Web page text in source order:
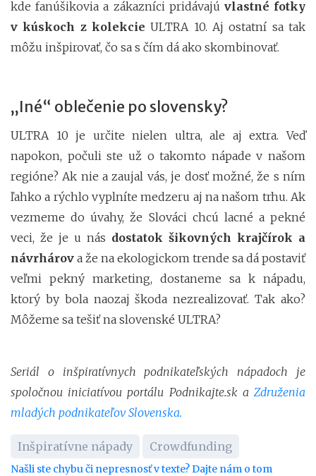
kde fanúšikovia a zákazníci pridávajú vlastné fotky
v kúskoch z kolekcie ULTRA 10. Aj ostatní sa tak
môžu inšpirovať, čo sa s čím dá ako skombinovať.
„Iné“ oblečenie po slovensky?
ULTRA 10 je určite nielen ultra, ale aj extra. Veď
napokon, počuli ste už o takomto nápade v našom
regióne? Ak nie a zaujal vás, je dosť možné, že s ním
ľahko a rýchlo vyplníte medzeru aj na našom trhu. Ak
vezmeme do úvahy, že Slováci chcú lacné a pekné
veci, že je u nás dostatok šikovných krajčírok a
návrhárov a že na ekologickom trende sa dá postaviť
veľmi pekný marketing, dostaneme sa k nápadu,
ktorý by bola naozaj škoda nezrealizovať. Tak ako?
Môžeme sa tešiť na slovenské ULTRA?
Seriál o inšpiratívnych podnikateľských nápadoch je
spoločnou iniciatívou portálu Podnikajte.sk a Združenia
mladých podnikateľov Slovenska.
Inšpiratívne nápady Crowdfunding
Našli ste chybu či nepresnosť v texte? Dajte nám o tom